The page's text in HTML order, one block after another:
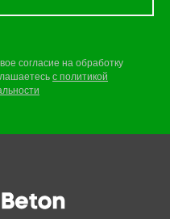
согласие на обработку
c политикой